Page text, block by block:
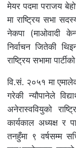
मेयर पदमा पराजय
मा राष्ट्रिय सभा
नेकपा (माओवादी
निर्वाचन जितेकी
राष्ट्रिय सभामा
वि.सं. २०५१ मा
गरेकी न्यौपानेले
अनेरास्ववियुको
कार्यकाल अध्यक्ष र
तनहुँमा ९ वर्षसम्म